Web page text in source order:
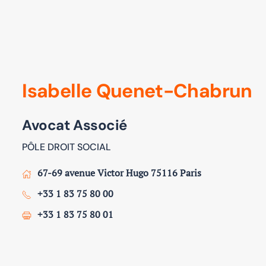
Isabelle Quenet-Chabrun
Avocat Associé
PÔLE DROIT SOCIAL
67-69 avenue Victor Hugo 75116 Paris
+33 1 83 75 80 00
+33 1 83 75 80 01